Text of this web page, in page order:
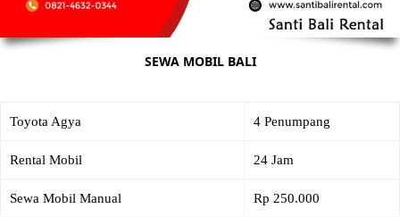
SEWA MOBIL BALI
Toyota Agya 4 Penumpang
Rental Mobil 24 Jam
Sewa Mobil Manual Rp 250.000